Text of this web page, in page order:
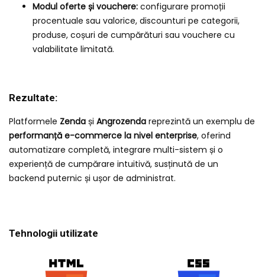
Modul oferte și vouchere: configurare promoții
procentuale sau valorice, discounturi pe categorii,
produse, coșuri de cumpărături sau vouchere cu
valabilitate limitată.
Rezultate:
Platformele Zenda și Angrozenda reprezintă un exemplu de
performanță e-commerce la nivel enterprise, oferind
automatizare completă, integrare multi-sistem și o
experiență de cumpărare intuitivă, susținută de un
backend puternic și ușor de administrat.
Tehnologii utilizate